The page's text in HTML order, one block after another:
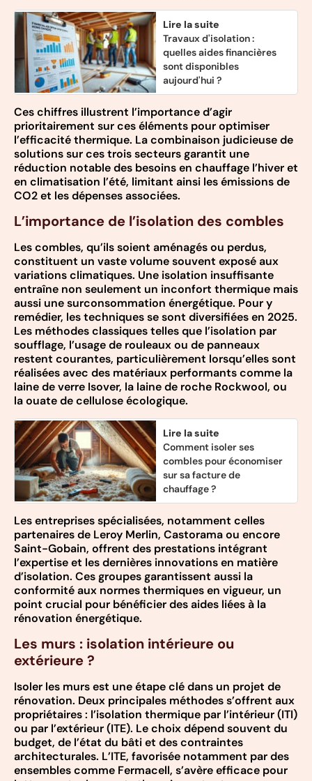
Lire la suite
Travaux d'isolation :
quelles aides financières
sont disponibles
aujourd'hui ?
Ces chiffres illustrent l’importance d’agir
prioritairement sur ces éléments pour optimiser
l’efficacité thermique. La combinaison judicieuse de
solutions sur ces trois secteurs garantit une
réduction notable des besoins en chauffage l’hiver et
en climatisation l’été, limitant ainsi les émissions de
CO2 et les dépenses associées.
L’importance de l’isolation des combles
Les combles, qu’ils soient aménagés ou perdus,
constituent un vaste volume souvent exposé aux
variations climatiques. Une isolation insuffisante
entraîne non seulement un inconfort thermique mais
aussi une surconsommation énergétique. Pour y
remédier, les techniques se sont diversifiées en 2025.
Les méthodes classiques telles que l’isolation par
soufflage, l’usage de rouleaux ou de panneaux
restent courantes, particulièrement lorsqu’elles sont
réalisées avec des matériaux performants comme la
laine de verre Isover, la laine de roche Rockwool, ou
la ouate de cellulose écologique.
Lire la suite
Comment isoler ses
combles pour économiser
sur sa facture de
chauffage ?
Les entreprises spécialisées, notamment celles
partenaires de Leroy Merlin, Castorama ou encore
Saint-Gobain, offrent des prestations intégrant
l’expertise et les dernières innovations en matière
d’isolation. Ces groupes garantissent aussi la
conformité aux normes thermiques en vigueur, un
point crucial pour bénéficier des aides liées à la
rénovation énergétique.
Les murs : isolation intérieure ou
extérieure ?
Isoler les murs est une étape clé dans un projet de
rénovation. Deux principales méthodes s’offrent aux
propriétaires : l’isolation thermique par l’intérieur (ITI)
ou par l’extérieur (ITE). Le choix dépend souvent du
budget, de l’état du bâti et des contraintes
architecturales. L’ITE, favorisée notamment par des
ensembles comme Fermacell, s’avère efficace pour